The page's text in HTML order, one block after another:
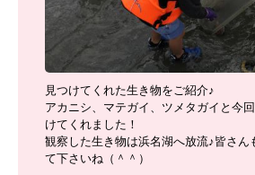
見つけてくれた生き物をご紹介♪
アカニシ、マテガイ、ツメタガイと今
けてくれました！
観察した生き物は浜名湖へ放流♪皆さん
て下さいね（＾＾）